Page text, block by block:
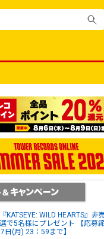
KATSEYE: WILD HEARTS』非
で5名様にプレゼント 【応募
日(月) 23：59まで】